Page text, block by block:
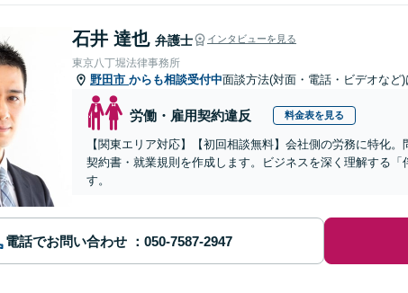
石井 達也 弁護士 インタビューを見る
東京八丁堀法律事務所
野田市 からも相談受付中面談方法(対面・電話・ビデオなど)
労働・雇用契約違反 料金表を見る
【関東エリア対応】【初回相談無料】会社側の労務に特化
契約書・就業規則を作成します。ビジネスを深く理解する
す。
電話でお問い合わせ